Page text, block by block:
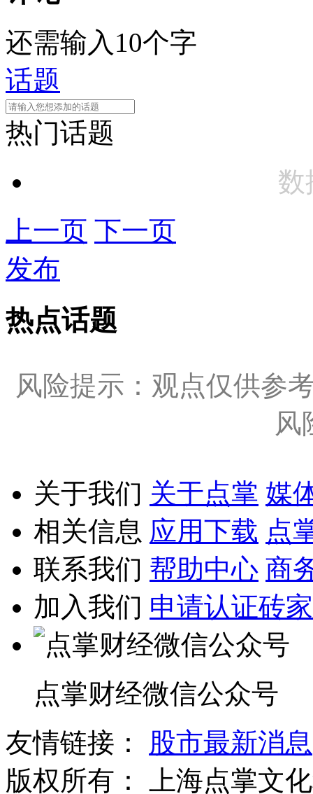
还需输入10个字
话题
热门话题
数
上一页 下一页
发布
热点话题
风险提示：观点仅供参
风
关于我们 关于点掌 媒
相关信息 应用下载 点
联系我们 帮助中心 商
加入我们 申请认证砖家
点掌财经微信公众号
友情链接：
股市最新消息
版权所有：
上海点掌文